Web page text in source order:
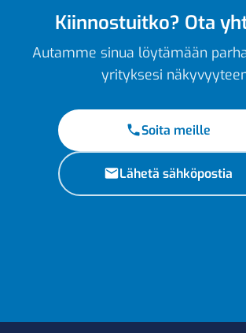
Kiinnostuitko? Ota
Autamme sinua löytämään
yrityksesi
Soita meille
Lähetä sähköpostia